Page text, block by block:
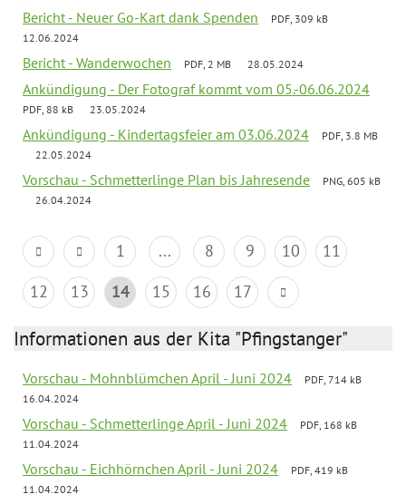
Bericht - Neuer Go-Kart dank Spenden
PDF, 309 kB
12.06.2024
Bericht - Wanderwochen PDF, 2 MB 28.05.2024
Ankündigung - Der Fotograf kommt vom 05.-06.06.2024
PDF, 88 kB 23.05.2024
Ankündigung - Kindertagsfeier am 03.06.2024
PDF, 3.8 MB
22.05.2024
Vorschau - Schmetterlinge Plan bis Jahresende
PNG, 605 kB
26.04.2024
1 ... 8 9 10
11
12
13 14 15 16 17
Informationen aus der Kita "Pfingstanger"
Vorschau - Mohnblümchen April - Juni 2024
PDF, 714 kB
16.04.2024
Vorschau - Schmetterlinge April - Juni 2024
PDF, 168 kB
11.04.2024
Vorschau - Eichhörnchen April - Juni 2024
PDF, 419 kB
11.04.2024